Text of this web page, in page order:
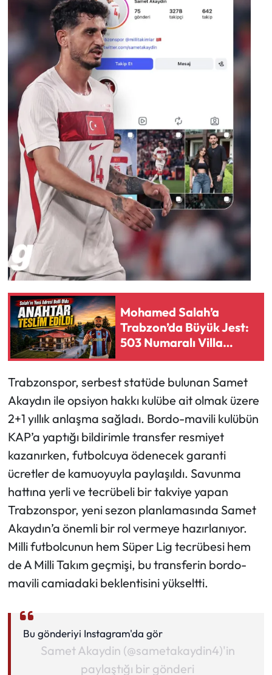
Mohamed Salah’a
Trabzon’da Büyük Jest:
503 Numaralı Villa
Ailesine Açıldı
Trabzonspor, serbest statüde bulunan Samet
Akaydın ile opsiyon hakkı kulübe ait olmak üzere
2+1 yıllık anlaşma sağladı. Bordo-mavili kulübün
KAP’a yaptığı bildirimle transfer resmiyet
kazanırken, futbolcuya ödenecek garanti
ücretler de kamuoyuyla paylaşıldı. Savunma
hattına yerli ve tecrübeli bir takviye yapan
Trabzonspor, yeni sezon planlamasında Samet
Akaydın’a önemli bir rol vermeye hazırlanıyor.
Milli futbolcunun hem Süper Lig tecrübesi hem
de A Milli Takım geçmişi, bu transferin bordo-
mavili camiadaki beklentisini yükseltti.
Bu gönderiyi Instagram'da gör
Samet Akaydin (@sametakaydin4)'in
paylaştığı bir gönderi